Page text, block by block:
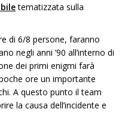
tematizzata sulla
di 6/8 persone, faranno
negli anni ’90 all’interno di
dei primi enigmi farà
ore un importante
A questo punto il team
la causa dell’incidente e